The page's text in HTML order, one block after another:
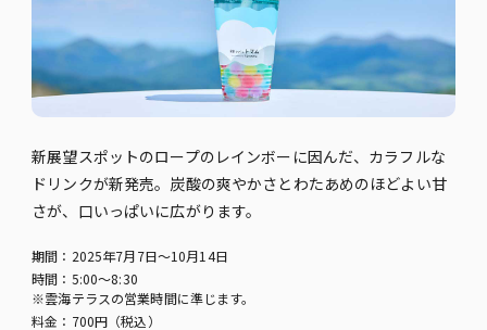
新展望スポットのロープのレインボーに因んだ、カラフルな
ドリンクが新発売。炭酸の爽やかさとわたあめのほどよい甘
さが、口いっぱいに広がります。
期間：2025年7月7日～10月14日
時間：5:00～8:30
※雲海テラスの営業時間に準じます。
料金：700円（税込）